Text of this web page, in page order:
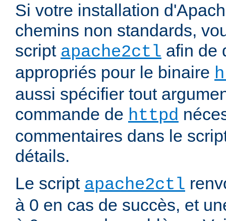
Si votre installation
chemins non standards,
script apache2ctl afin de
appropriés pour le binaire
aussi spécifier tout
commande de httpd
commentaires dans le
détails.
Le script apache2ctl
à 0 en cas de succès, et